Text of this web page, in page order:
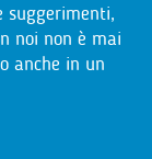
suggerimenti,
noi non è mai
anche in un